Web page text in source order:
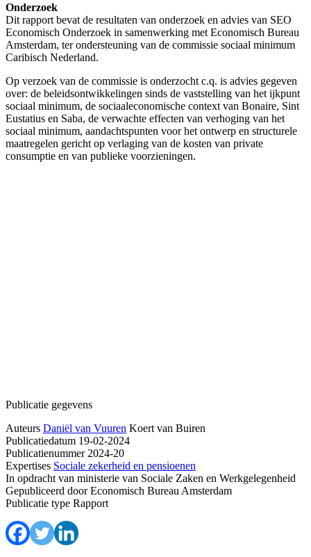
Onderzoek
Dit rapport bevat de resultaten van onderzoek en advies van SEO
Economisch Onderzoek in samenwerking met Economisch Bureau
Amsterdam, ter ondersteuning van de commissie sociaal minimum
Caribisch Nederland.
Op verzoek van de commissie is onderzocht c.q. is advies gegeven
over: de beleidsontwikkelingen sinds de vaststelling van het ijkpunt
sociaal minimum, de sociaaleconomische context van Bonaire, Sint
Eustatius en Saba, de verwachte effecten van verhoging van het
sociaal minimum, aandachtspunten voor het ontwerp en structurele
maatregelen gericht op verlaging van de kosten van private
consumptie en van publieke voorzieningen.
Publicatie gegevens
Auteurs Daniël van Vuuren Koert van Buiren
Publicatiedatum 19-02-2024
Publicatienummer2024-20
Expertises Sociale zekerheid en pensioenen
In opdracht van ministerie van Sociale Zaken en Werkgelegenheid
Gepubliceerd doorEconomisch Bureau Amsterdam
Publicatie type Rapport